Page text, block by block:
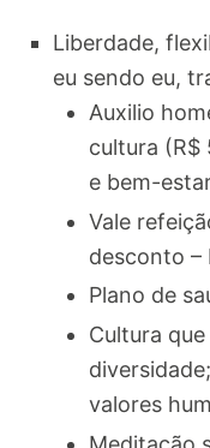
Liberdade,
eu sendo eu,
Auxilio
cultura (R$
e bem-
Vale
desconto –
Plano de
Cultura
valores